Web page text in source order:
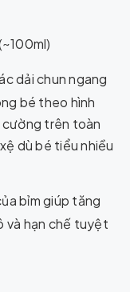
dải chun ngang
bé theo hình
trên toàn
dù bé tiểu nhiều
bỉm giúp tăng
và hạn chế tuyệt